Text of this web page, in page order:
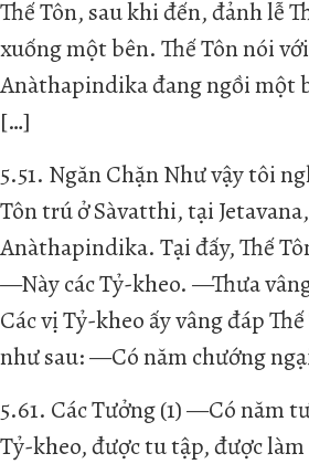
Thế Tôn, sau khi đến, đảnh lễ
xuống một bên. Thế Tôn nói
Anàthapindika đang ngồi một
[…]
5.51. Ngăn Chặn Như vậy tôi
Tôn trú ở Sàvatthi, tại
Anàthapindika. Tại đấy, Thế
—Này các Tỷ-kheo. —Thưa
Các vị Tỷ-kheo ấy vâng đáp
như sau: —Có năm chướng
5.61. Các Tưởng (1) —Có năm
Tỷ-kheo, được tu tập, được